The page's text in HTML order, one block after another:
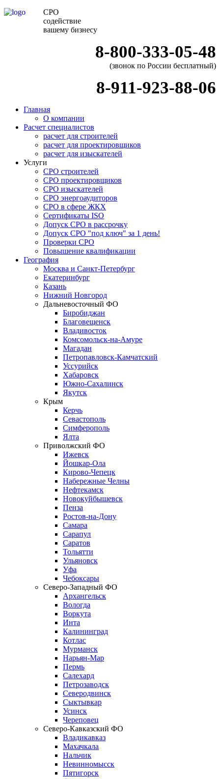
СРО
содействие
вашему бизнесу
8-800-333-05-48
(звонок по России бесплатный)
8-911-923-88-06
Главная
О компании
Расчет специалистов
расчет для строителей
расчет для проектировщиков
расчет для изыскателей
Услуги
СРО строителей
СРО проектировщиков
СРО изыскателей
СРО энергоаудиторов
СРО в сфере ЖКХ
Сертификаты ISO
Допуск СРО в рассрочку
Допуск СРО "под ключ" за 1 день!
Проверки СРО
Повышение квалификации
География
Москва и Санкт-Петербург
Екатеринбург
Казань
Нижний Новгород
Дальневосточный ФО
Биробиджан
Благовещенск
Владивосток
Комсомольск-на-Амуре
Магадан
Петропавловск-Камчатский
Уссурийск
Хабаровск
Южно-Сахалинск
Якутск
Крым
Керчь
Севастополь
Симферополь
Ялта
Приволжский ФО
Ижевск
Йошкар-Ола
Кирово-Чепецк
Набережные Челны
Нефтекамск
Новокуйбышевск
Пенза
Ростов-на-Дону
Самара
Сарапул
Саратов
Тольятти
Ульяновск
Уфа
Чебоксары
Северо-Западный ФО
Архангельск
Вологда
Воркута
Инта
Калининград
Котлас
Мурманск
Нарьян-Мар
Пермь
Салехард
Петрозаводск
Северодвинск
Сыктывкар
Усинск
Череповец
Северо-Кавказский ФО
Владикавказ
Махачкала
Нальчик
Невинномысск
Пятигорск